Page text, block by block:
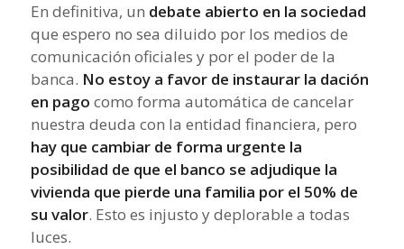
En definitiva, un debate abierto en la sociedad
que espero no sea diluido por los medios de
comunicación oficiales y por el poder de la
banca. No estoy a favor de instaurar la dación
en pago como forma automática de cancelar
nuestra deuda con la entidad financiera, pero
hay que cambiar de forma urgente la
posibilidad de que el banco se adjudique la
vivienda que pierde una familia por el 50% de
su valor. Esto es injusto y deplorable a todas
luces.